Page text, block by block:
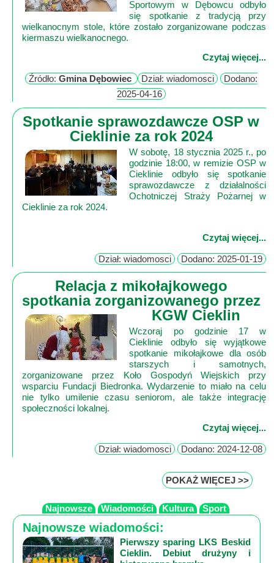
Sportowym w Dębowcu odbyło
się spotkanie z tradycją przy
wielkanocnym stole, które zostało zorganizowane podczas
kiermaszu wielkanocnego.
Czytaj więcej...
Źródło: Gmina Dębowiec Dział: wiadomosci
Dodano:
2025-04-16
Spotkanie sprawozdawcze OSP w
Cieklinie za rok 2024
W sobotę, 18 stycznia 2025 r., po
godzinie 18:00, w remizie OSP w
Cieklinie odbyło się spotkanie
sprawozdawcze z działalności
Ochotniczej Straży Pożarnej w
Czytaj więcej...
Dział: wiadomosci Dodano: 2025-01-19
Relacja z mikołajkowego
spotkania zorganizowanego przez
KGW Cieklin
Wczoraj po godzinie 17 w
Cieklinie odbyło się wyjątkowe
spotkanie mikołajkowe dla osób
starszych i samotnych,
zorganizowane przez Koło Gospodyń Wiejskich przy
wsparciu Fundacji Biedronka. Wydarzenie to miało na celu
nie tylko umilenie czasu seniorom, ale także integrację
społeczności lokalnej.
Czytaj więcej...
Dział: wiadomosci Dodano: 2024-12-08
POKAŻ WIĘCEJ >>
Najnowsze Wiadomości Kultura Sport
Najnowsze wiadomości:
Pierwszy sparing LKS Beskid
Cieklin. Debiut drużyny i